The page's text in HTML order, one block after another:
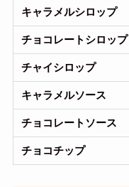
キャラメルシロップ
チョコレートシロップ
チャイシロップ
キャラメルソース
チョコレートソース
チョコチップ